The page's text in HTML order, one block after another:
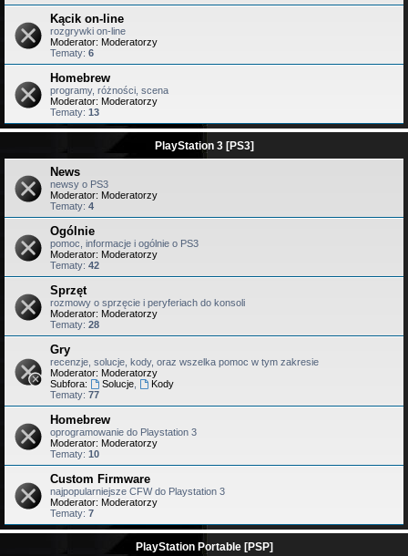
Kącik on-line
rozgrywki on-line
Moderator: Moderatorzy
Tematy: 6
Homebrew
programy, różności, scena
Moderator: Moderatorzy
Tematy: 13
PlayStation 3 [PS3]
News
newsy o PS3
Moderator: Moderatorzy
Tematy: 4
Ogólnie
pomoc, informacje i ogólnie o PS3
Moderator: Moderatorzy
Tematy: 42
Sprzęt
rozmowy o sprzęcie i peryferiach do konsoli
Moderator: Moderatorzy
Tematy: 28
Gry
recenzje, solucje, kody, oraz wszelka pomoc w tym zakresie
Moderator: Moderatorzy
Subfora:
Solucje,
Kody
Tematy: 77
Homebrew
oprogramowanie do Playstation 3
Moderator: Moderatorzy
Tematy: 10
Custom Firmware
najpopularniejsze CFW do Playstation 3
Moderator: Moderatorzy
Tematy: 7
PlayStation Portable [PSP]